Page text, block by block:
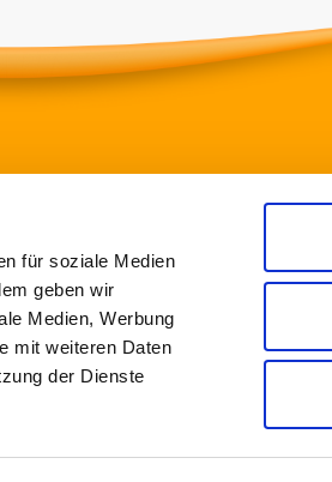
für soziale Medien
geben wir
Medien, Werbung
mit weiteren Daten
der Dienste
Otto-Fleck-Schneise 8
T069/6773772-0
F069/6773772-99